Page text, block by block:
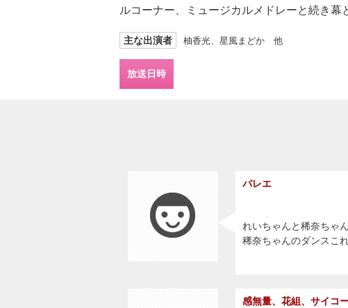
ルコーナー、ミュージカルメドレーと続き幕
主な出演者 柚香光、星風まどか 他
放送日時
バレエ
れいちゃんと稀奈ちゃ
稀奈ちゃんのダンスこ
感無量、花組、サイコ